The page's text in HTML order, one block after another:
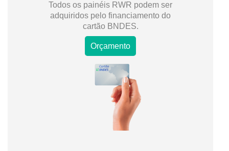
Todos os painéis RWR podem ser
adquiridos pelo financiamento do
cartão BNDES.
Orçamento